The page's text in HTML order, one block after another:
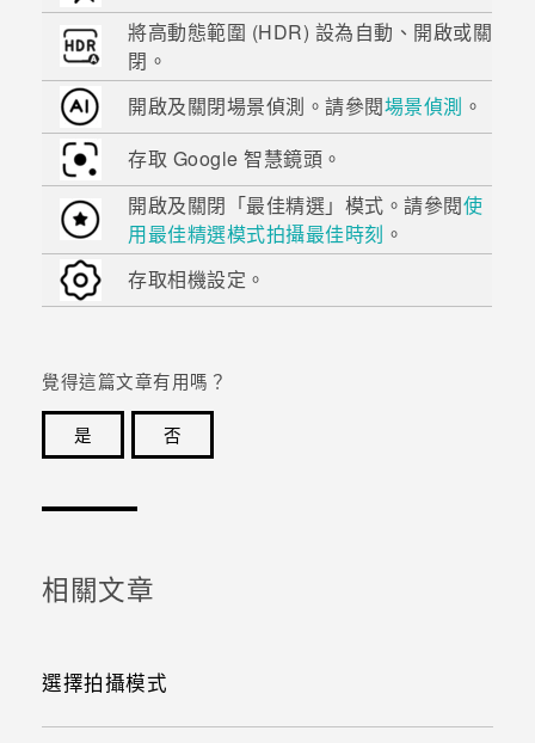
將高動態範圍 (HDR) 設為自動、開啟或關
閉。
開啟及關閉場景偵測。請參閱場景偵測 。
存取 Google 智慧鏡頭。
開啟及關閉「最佳精選」模式。請參閱使
用最佳精選模式拍攝最佳時刻 。
存取相機設定。
覺得這篇文章有用嗎？
是
否
相關文章
選擇拍攝模式